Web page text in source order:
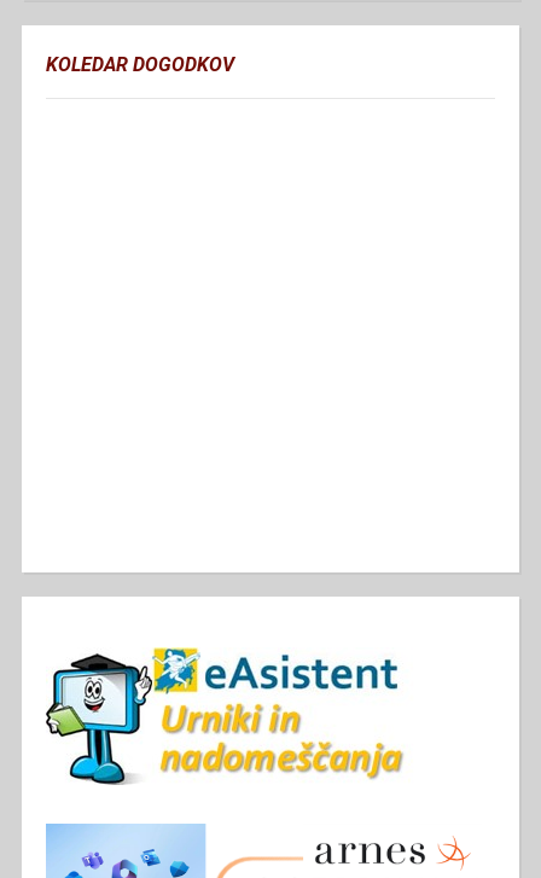
KOLEDAR DOGODKOV